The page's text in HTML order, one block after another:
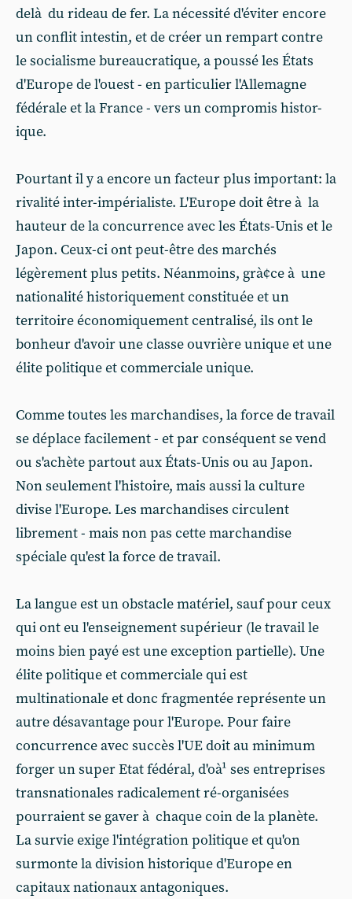
delà du rideau de fer. La nécessité d'éviter encore
un conflit intestin, et de créer un rempart contre
le socialisme bureaucratique, a poussé les États
d'Europe de l'ouest - en particulier l'Allemagne
fédérale et la France - vers un compromis histor-
ique.
Pourtant il y a encore un facteur plus important: la
rivalité inter-impérialiste. L'Europe doit être à la
hauteur de la concurrence avec les États-Unis et le
Japon. Ceux-ci ont peut-être des marchés
légèrement plus petits. Néanmoins, grà¢ce à une
nationalité historiquement constituée et un
territoire économiquement centralisé, ils ont le
bonheur d'avoir une classe ouvrière unique et une
élite politique et commerciale unique.
Comme toutes les marchandises, la force de travail
se déplace facilement - et par conséquent se vend
ou s'achète partout aux États-Unis ou au Japon.
Non seulement l'histoire, mais aussi la culture
divise l'Europe. Les marchandises circulent
librement - mais non pas cette marchandise
spéciale qu'est la force de travail.
La langue est un obstacle matériel, sauf pour ceux
qui ont eu l'enseignement supérieur (le travail le
moins bien payé est une exception partielle). Une
élite politique et commerciale qui est
multinationale et donc fragmentée représente un
autre désavantage pour l'Europe. Pour faire
concurrence avec succès l'UE doit au minimum
forger un super Etat fédéral, d'oà¹ ses entreprises
transnationales radicalement ré-organisées
pourraient se gaver à chaque coin de la planète.
La survie exige l'intégration politique et qu'on
surmonte la division historique d'Europe en
capitaux nationaux antagoniques.